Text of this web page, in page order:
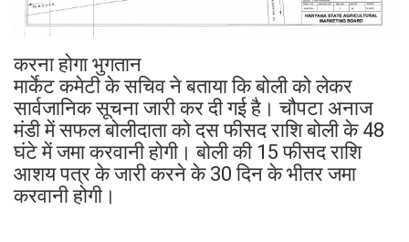
करना होगा भुगतान
मार्केट कमेटी के सचिव ने बताया कि बोली को लेकर
सार्वजानिक सूचना जारी कर दी गई है। चौपटा अनाज
मंडी में सफल बोलीदाता को दस फीसद राशि बोली के 48
घंटे में जमा करवानी होगी। बोली की 15 फीसद राशि
आशय पत्र के जारी करने के 30 दिन के भीतर जमा
करवानी होगी।